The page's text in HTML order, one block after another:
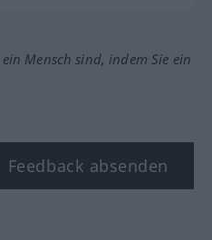
Mensch sind, indem Sie ein
Feedback absenden